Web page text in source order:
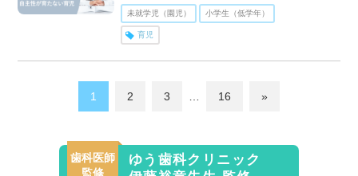
未就学児（園児） 小学生（低学年）
育児
1 2 3 … 16 »
歯科医師
監修
ゆう歯科クリニック